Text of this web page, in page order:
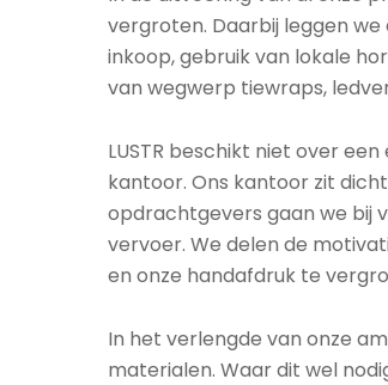
vergroten. Daarbij leggen
inkoop, gebruik van lokale
van wegwerp tiewraps,
LUSTR beschikt niet over
kantoor. Ons kantoor zit
opdrachtgevers gaan we bij
vervoer. We delen de
en onze handafdruk te
In het verlengde van onze
materialen. Waar dit wel